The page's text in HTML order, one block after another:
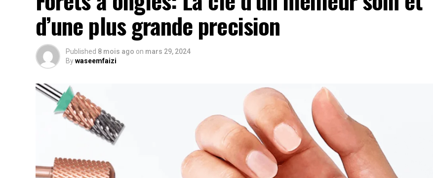
d’une plus grande precision
Published 8 mois ago on mars 29, 2024
Bywaseemfaizi